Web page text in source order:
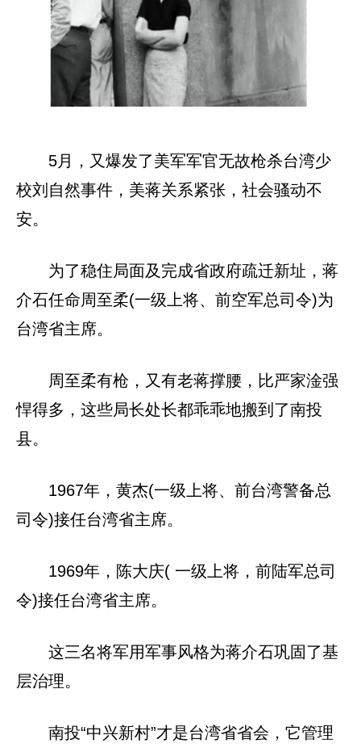
5月，又爆发了美军军官无故枪杀台湾少
校刘自然事件，美蒋关系紧张，社会骚动不
安。
为了稳住局面及完成省政府疏迁新址，蒋
介石任命周至柔(一级上将、前空军总司令)为
台湾省主席。
周至柔有枪，又有老蒋撑腰，比严家淦强
悍得多，这些局长处长都乖乖地搬到了南投
县。
1967年，黄杰(一级上将、前台湾警备总
司令)接任台湾省主席。
1969年，陈大庆( 一级上将，前陆军总司
令)接任台湾省主席。
这三名将军用军事风格为蒋介石巩固了基
层治理。
南投“中兴新村”才是台湾省省会，它管理